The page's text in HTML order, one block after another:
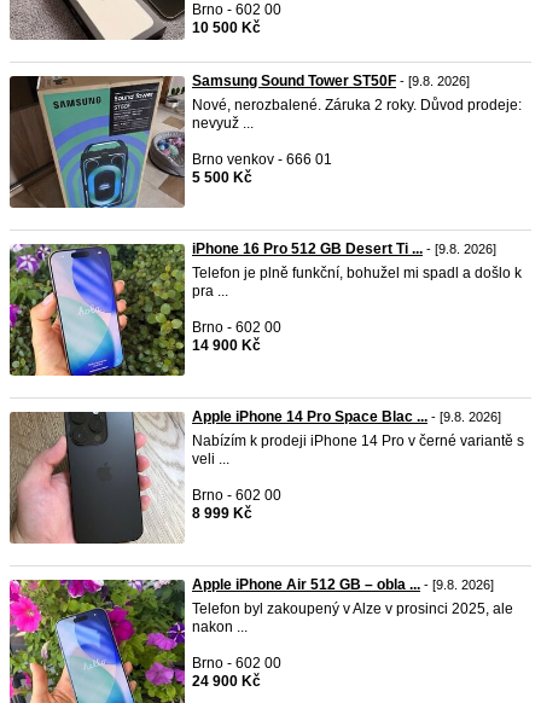
Brno - 602 00
10 500 Kč
Samsung Sound Tower ST50F - [9.8. 2026]
Nové, nerozbalené. Záruka 2 roky. Důvod prodeje:
nevyuž ...
Brno venkov - 666 01
5 500 Kč
iPhone 16 Pro 512 GB Desert Ti ... - [9.8. 2026]
Telefon je plně funkční, bohužel mi spadl a došlo k
pra ...
Brno - 602 00
14 900 Kč
Apple iPhone 14 Pro Space Blac ... - [9.8. 2026]
Nabízím k prodeji iPhone 14 Pro v černé variantě s
veli ...
Brno - 602 00
8 999 Kč
Apple iPhone Air 512 GB – obla ... - [9.8. 2026]
Telefon byl zakoupený v Alze v prosinci 2025, ale
nakon ...
Brno - 602 00
24 900 Kč